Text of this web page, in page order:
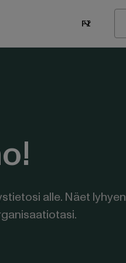
FI
alle. Näet lyhyen